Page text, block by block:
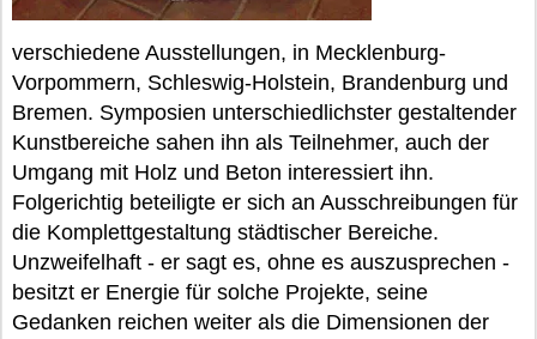
verschiedene Ausstellungen, in Mecklenburg-
Vorpommern, Schleswig-Holstein, Brandenburg und
Bremen. Symposien unterschiedlichster gestaltender
Kunstbereiche sahen ihn als Teilnehmer, auch der
Umgang mit Holz und Beton interessiert ihn.
Folgerichtig beteiligte er sich an Ausschreibungen für
die Komplettgestaltung städtischer Bereiche.
Unzweifelhaft - er sagt es, ohne es auszusprechen -
besitzt er Energie für solche Projekte, seine
Gedanken reichen weiter als die Dimensionen der